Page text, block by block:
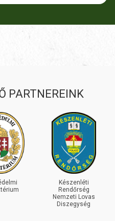
PARTNEREINK
Nemzeti Lovas
Diszegység